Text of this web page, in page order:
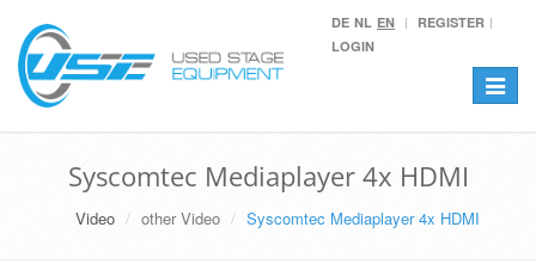
DE NL EN
REGISTER
LOGIN
Toggle
Syscomtec Mediaplayer 4x HDMI
Video other Video Syscomtec Mediaplayer 4x HDMI